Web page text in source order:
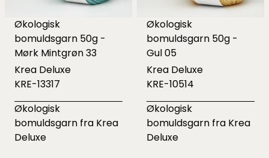
Økologisk
bomuldsgarn 50g -
Mørk Mintgrøn 33
Krea Deluxe
KRE-13317
Økologisk
bomuldsgarn fra Krea
Deluxe
Økologisk
bomuldsgarn 50g -
Gul 05
Krea Deluxe
KRE-10514
Økologisk
bomuldsgarn fra Krea
Deluxe